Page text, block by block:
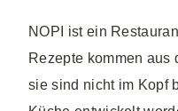
NOPI ist ein
Rezepte kommen aus
sie sind nicht im Kopf